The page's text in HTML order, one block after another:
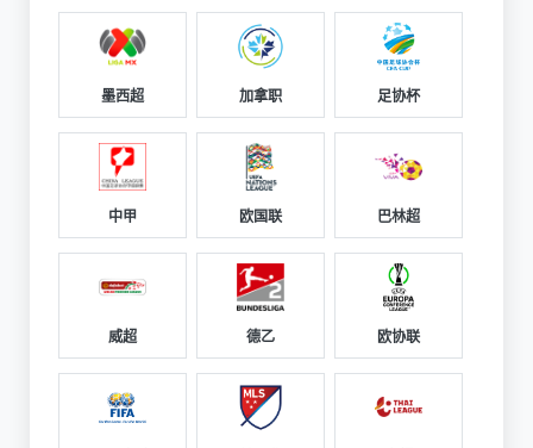
墨西超 加拿职 足协杯
中甲 欧国联 巴林超
威超 德乙 欧协联